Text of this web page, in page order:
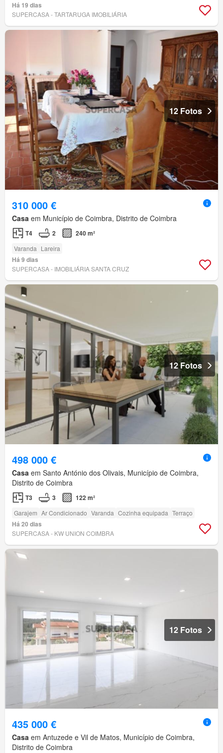
Há 19 dias
SUPERCASA - TARTARUGA IMOBILIÁRIA
12 Fotos
310 000 €
Casa em Município de Coimbra, Distrito de Coimbra
T4 2 240 m²
Varanda Lareira
Há 9 dias
SUPERCASA - IMOBILIÁRIA SANTA CRUZ
12 Fotos
498 000 €
Casa em Santo António dos Olivais, Município de Coimbra,
Distrito de Coimbra
T3 3 122 m²
Garajem Ar Condicionado Varanda Cozinha equipada Terraço
Há 20 dias
SUPERCASA - KW UNION COIMBRA
12 Fotos
435 000 €
Casa em Antuzede e Vil de Matos, Município de Coimbra,
Distrito de Coimbra